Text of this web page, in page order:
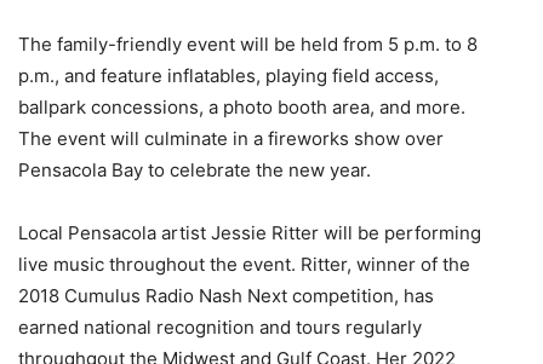
The family-friendly event will be held from 5 p.m. to 8
p.m., and feature inflatables, playing field access,
ballpark concessions, a photo booth area, and more.
The event will culminate in a fireworks show over
Pensacola Bay to celebrate the new year.
Local Pensacola artist Jessie Ritter will be performing
live music throughout the event. Ritter, winner of the
2018 Cumulus Radio Nash Next competition, has
earned national recognition and tours regularly
throughgout the Midwest and Gulf Coast. Her 2022